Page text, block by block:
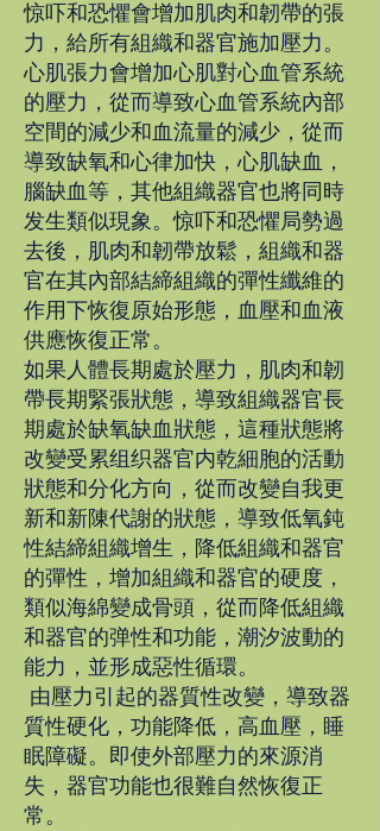
惊吓和恐懼會增加肌肉和韌帶的張
力，給所有組織和器官施加壓力。
心肌張力會增加心肌對心血管系統
的壓力，從而導致心血管系統內部
空間的減少和血流量的減少，從而
導致缺氧和心律加快，心肌缺血，
腦缺血等，其他組織器官也將同時
发生類似現象。惊吓和恐懼局勢過
去後，肌肉和韌帶放鬆，組織和器
官在其內部結締組織的彈性纖維的
作用下恢復原始形態，血壓和血液
供應恢復正常。
如果人體長期處於壓力，肌肉和韌
帶長期緊張狀態，導致組織器官長
期處於缺氧缺血狀態，這種狀態將
改變受累组织器官内乾細胞的活動
狀態和分化方向，從而改變自我更
新和新陳代謝的狀態，導致低氧鈍
性結締組織增生，降低組織和器官
的彈性，增加組織和器官的硬度，
類似海綿變成骨頭，從而降低組織
和器官的弹性和功能，潮汐波動的
能力，並形成惡性循環。
由壓力引起的器質性改變，導致器
質性硬化，功能降低，高血壓，睡
眠障礙。即使外部壓力的來源消
失，器官功能也很難自然恢復正
常。